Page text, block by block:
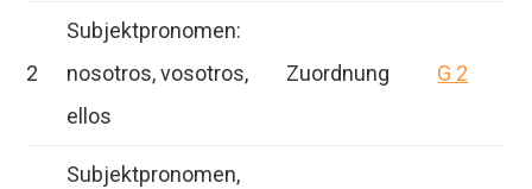
2
Subjektpronomen:
nosotros, vosotros,
ellos
Zuordnung G 2
Subjektpronomen,